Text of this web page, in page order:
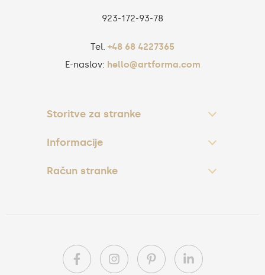
923‑172‑93‑78
Tel. +48 68 4227365
E-naslov: hello@artforma.com
Storitve za stranke
Informacije
Račun stranke